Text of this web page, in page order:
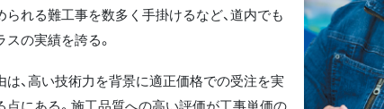
られる難工事を数多く手掛けるなど、道内でも
スの実績を誇る。
、高い技術力を背景に適正価格での受注を実